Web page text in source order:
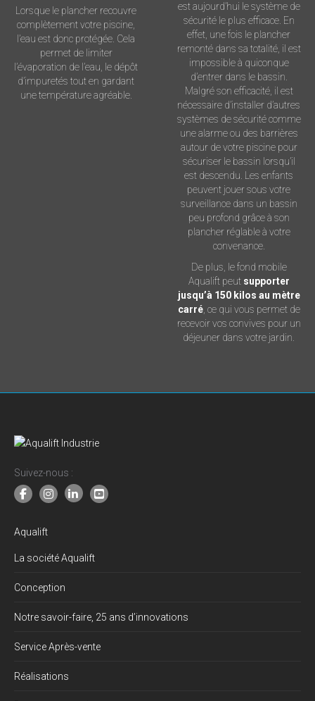
Lorsque le plancher recouvre
complètement votre piscine,
l’eau est donc protégée. Cela
permet de limiter
l’évaporation de l’eau, le dépôt
d’impuretés tout en gardant
une température agréable.
est aujourd’hui le système de
sécurité le plus efficace. En
effet, une fois le plancher
remonté dans sa totalité, il est
impossible à quiconque
d’entrer dans le bassin.
Malgré son efficacité, il est
nécessaire d’installer d’autres
systèmes de sécurité comme
une alarme ou des barrières
autour de votre piscine pour
sécuriser le bassin lorsqu’il
est descendu. Les enfants
peuvent jouer sous votre
surveillance dans un bassin
peu profond grâce à son
plancher réglable à votre
convenance.
De plus, le fond mobile
Aqualift peut supporter
jusqu’à 150 kilos au mètre
carré, ce qui vous permet de
recevoir vos convives pour un
déjeuner dans votre jardin.
Suivez-nous :
Aqualift
La société Aqualift
Conception
Notre savoir-faire, 25 ans d’innovations
Service Après-vente
Réalisations